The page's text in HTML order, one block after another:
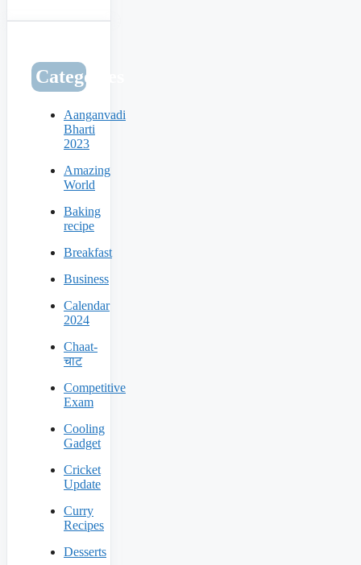
Categories
Aanganvadi
Bharti
2023
Amazing
World
Baking
recipe
Breakfast
Business
Calendar
2024
Chaat-
चाट
Competitive
Exam
Cooling
Gadget
Cricket
Update
Curry
Recipes
Desserts